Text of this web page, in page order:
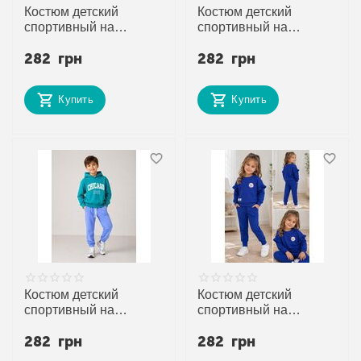
Костюм детский
спортивный на
yellow р.3-8 "Fili kids"
прямого поставщика
282 грн
Купить
Костюм детский
спортивный на
р.3-8 "Fili kids"
прямого поставщика
282 грн
Купить
Костюм детский
спортивный на
green р.3-8 "Fili kids"
282 грн
Костюм детский
спортивный на
р.2-5 "Fili kids"
282 грн